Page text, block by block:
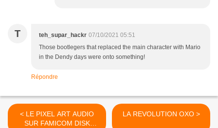
T teh_supar_hackr 07/10/2021 05:51
Those bootlegers that replaced the main character with Mario
in the Dendy days were onto something!
Répondre
< LE PIXEL ART AUDIO
SUR FAMICOM DISK
LA REVOLUTION OXO >